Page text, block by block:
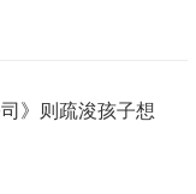
》则疏浚孩子想